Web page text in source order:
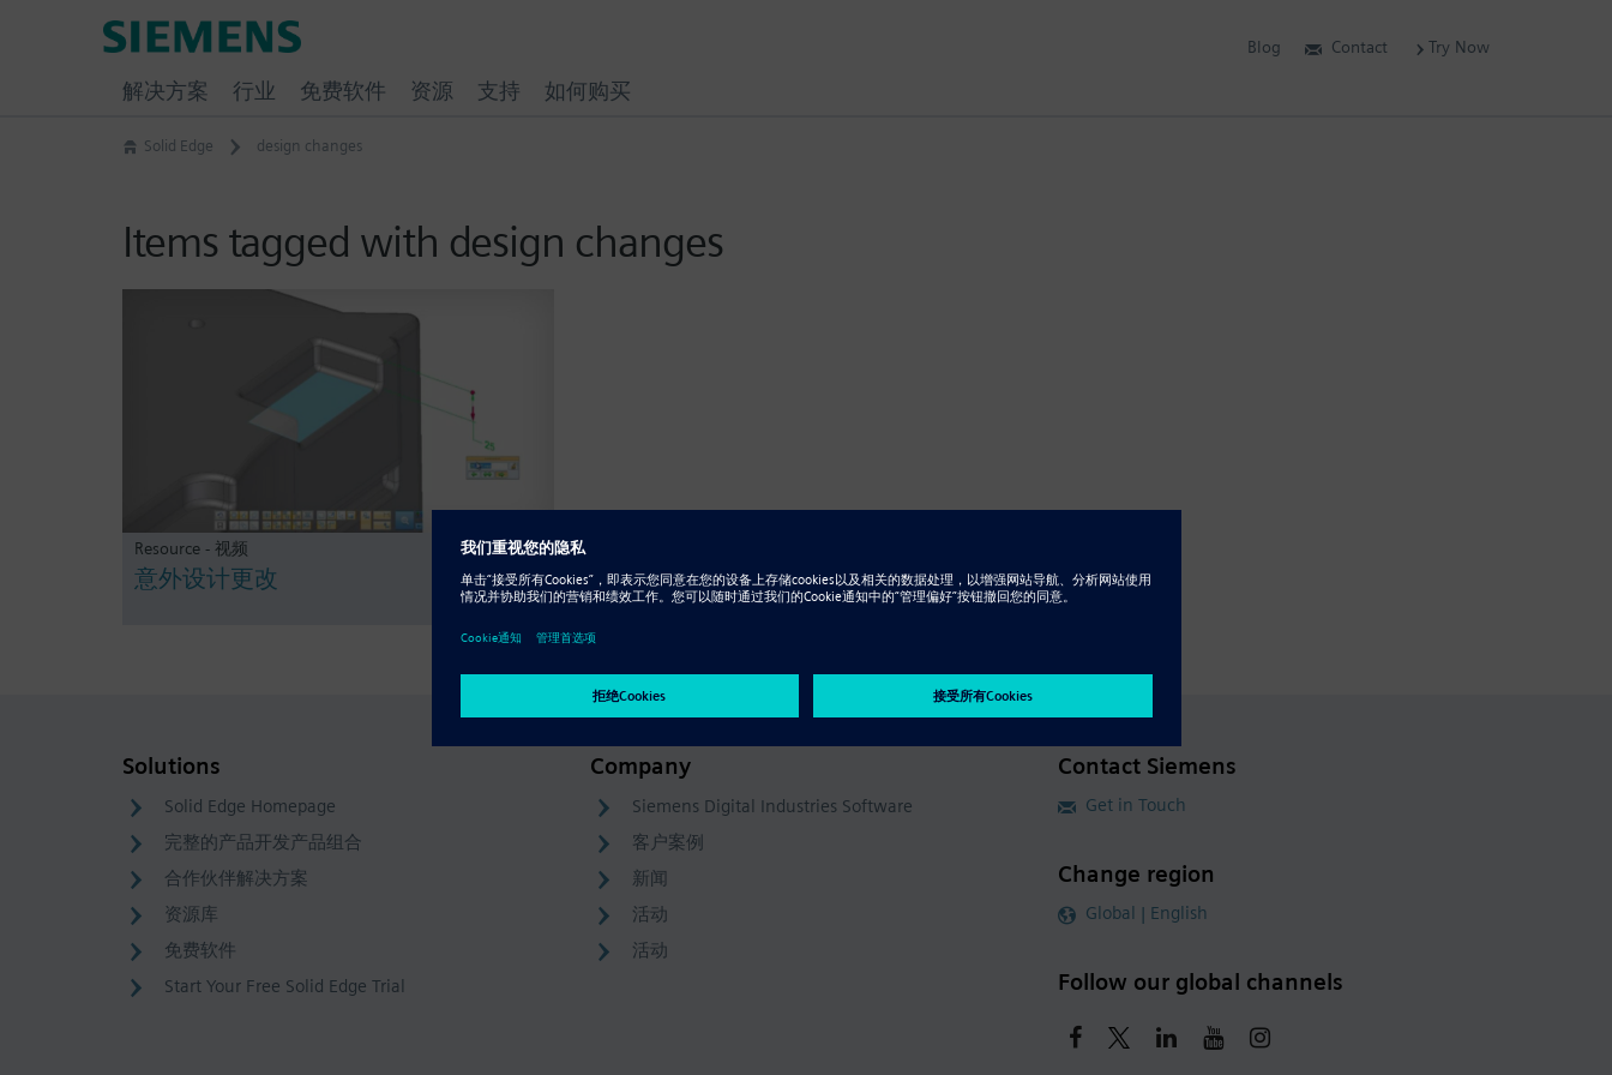
Solid Edge design changes
Items tagged with design changes
Resource - 视频
意外设计更改
Solutions
Solid Edge Homepage
完整的产品开发产品组合
合作伙伴解决方案
资源库
免费软件
Start Your Free Solid Edge Trial
Company
Siemens Digital Industries Software
客户案例
新闻
活动
活动
Contact Siemens
Get in Touch
Change region
Global | English
Follow our global channels
Blog Contact Try Now
解决方案 行业 免费软件 资源 支持 如何购买